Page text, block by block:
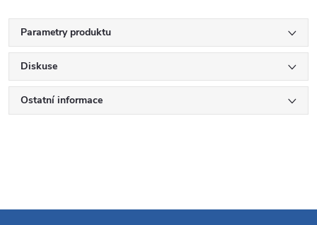
Parametry produktu
Diskuse
Ostatní informace